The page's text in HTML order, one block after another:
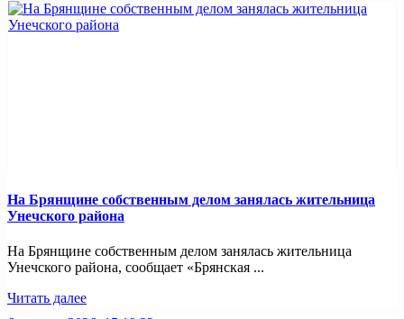
На Брянщине собственным делом занялась жительница
Унечского района
На Брянщине собственным делом занялась жительница
Унечского района, сообщает «Брянская ...
Читать далее